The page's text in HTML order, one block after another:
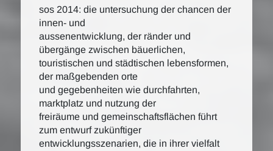
sos 2014: die untersuchung der chancen der
innen- und
aussenentwicklung, der ränder und
übergänge zwischen bäuerlichen,
touristischen und städtischen lebensformen,
der maßgebenden orte
und gegebenheiten wie durchfahrten,
marktplatz und nutzung der
freiräume und gemeinschaftsflächen führt
zum entwurf zukünftiger
entwicklungsszenarien, die in ihrer vielfalt